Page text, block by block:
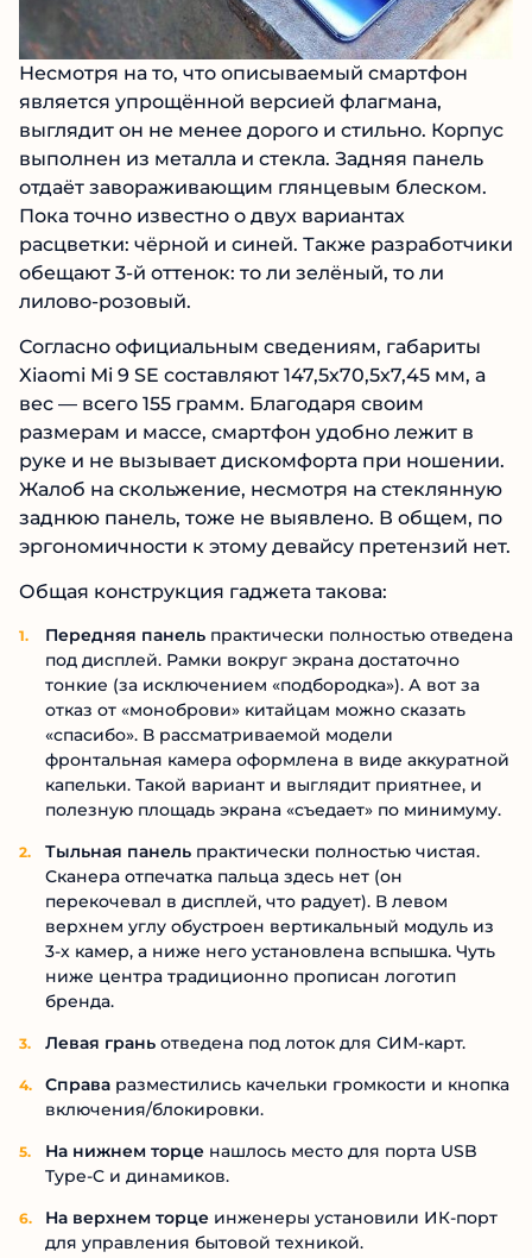
Несмотря на то, что описываемый смартфон
является упрощённой версией флагмана,
выглядит он не менее дорого и стильно. Корпус
выполнен из металла и стекла. Задняя панель
отдаёт завораживающим глянцевым блеском.
Пока точно известно о двух вариантах
расцветки: чёрной и синей. Также разработчики
обещают 3-й оттенок: то ли зелёный, то ли
лилово-розовый.
Согласно официальным сведениям, габариты
Xiaomi Mi 9 SE составляют 147,5х70,5х7,45 мм, а
вес — всего 155 грамм. Благодаря своим
размерам и массе, смартфон удобно лежит в
руке и не вызывает дискомфорта при ношении.
Жалоб на скольжение, несмотря на стеклянную
заднюю панель, тоже не выявлено. В общем, по
эргономичности к этому девайсу претензий нет.
Общая конструкция гаджета такова:
Передняя панель практически полностью отведена
под дисплей. Рамки вокруг экрана достаточно
тонкие (за исключением «подбородка»). А вот за
отказ от «моноброви» китайцам можно сказать
«спасибо». В рассматриваемой модели
фронтальная камера оформлена в виде аккуратной
капельки. Такой вариант и выглядит приятнее, и
полезную площадь экрана «съедает» по минимуму.
Тыльная панель практически полностью чистая.
Сканера отпечатка пальца здесь нет (он
перекочевал в дисплей, что радует). В левом
верхнем углу обустроен вертикальный модуль из
3-х камер, а ниже него установлена вспышка. Чуть
ниже центра традиционно прописан логотип
бренда.
Левая грань отведена под лоток для СИМ-карт.
Справа разместились качельки громкости и кнопка
включения/блокировки.
На нижнем торце нашлось место для порта USB
Type-C и динамиков.
На верхнем торце инженеры установили ИК-порт
для управления бытовой техникой.